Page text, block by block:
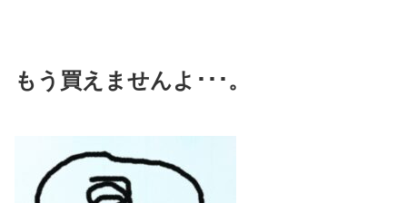
もう買えませんよ･･･。